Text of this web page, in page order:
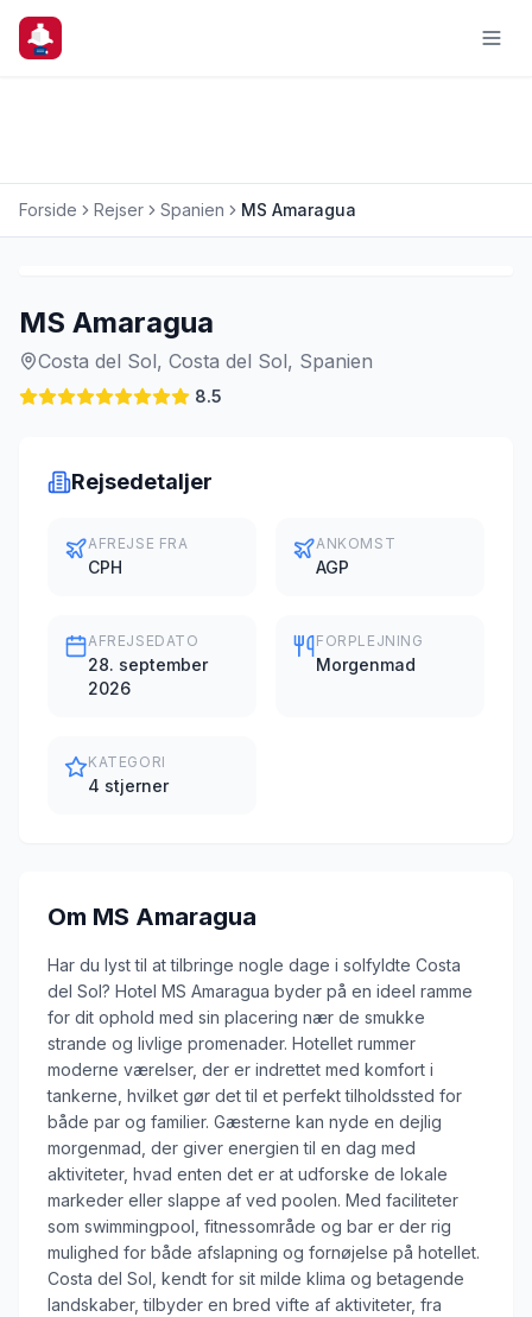
Forside Rejser Spanien MS Amaragua
MS Amaragua
Costa del Sol, Costa del Sol, Spanien
8.5
Rejsedetaljer
AFREJSE FRA
CPH
ANKOMST
AGP
AFREJSEDATO
28. september
2026
FORPLEJNING
Morgenmad
KATEGORI
4 stjerner
Om MS Amaragua
Har du lyst til at tilbringe nogle dage i solfyldte Costa
del Sol? Hotel MS Amaragua byder på en ideel ramme
for dit ophold med sin placering nær de smukke
strande og livlige promenader. Hotellet rummer
moderne værelser, der er indrettet med komfort i
tankerne, hvilket gør det til et perfekt tilholdssted for
både par og familier. Gæsterne kan nyde en dejlig
morgenmad, der giver energien til en dag med
aktiviteter, hvad enten det er at udforske de lokale
markeder eller slappe af ved poolen. Med faciliteter
som swimmingpool, fitnessområde og bar er der rig
mulighed for både afslapning og fornøjelse på hotellet.
Costa del Sol, kendt for sit milde klima og betagende
landskaber, tilbyder en bred vifte af aktiviteter, fra